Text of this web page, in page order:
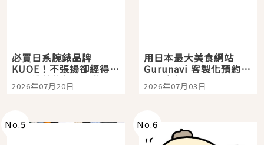
必買日系腕錶品牌
KUOE！不張揚卻經得起
時間洗鍊的經典之作五
選
2026年07月20日
用日本最大美食網站
Gurunavi 客製化預約九
大都市餐廳，打造專屬
美食體驗！
2026年07月03日
No.5 No.6